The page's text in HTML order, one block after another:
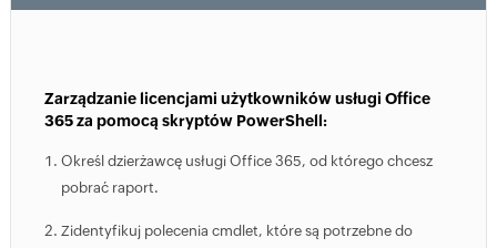
Zarządzanie licencjami użytkowników usługi Office
365 za pomocą skryptów PowerShell:
Określ dzierżawcę usługi Office 365, od którego chcesz
pobrać raport.
Zidentyfikuj polecenia cmdlet, które są potrzebne do